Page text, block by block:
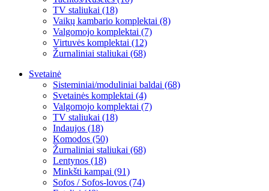
TV staliukai (18)
Vaikų kambario komplektai (8)
Valgomojo komplektai (7)
Virtuvės komplektai (12)
Žurnaliniai staliukai (68)
Svetainė
Sisteminiai/moduliniai baldai (68)
Svetainės komplektai (4)
Valgomojo komplektai (7)
TV staliukai (18)
Indaujos (18)
Komodos (50)
Žurnaliniai staliukai (68)
Lentynos (18)
Minkšti kampai (91)
Sofos / Sofos-lovos (74)